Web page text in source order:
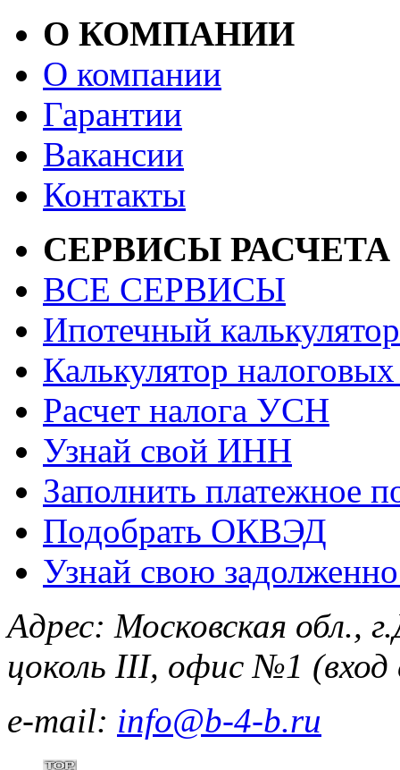
О КОМПАНИИ
О компании
Гарантии
Вакансии
Контакты
СЕРВИСЫ РАСЧЕТА
ВСЕ СЕРВИСЫ
Ипотечный калькулятор
Калькулятор
Расчет налога УСН
Узнай свой ИНН
Заполнить платежное
Подобрать ОКВЭД
Узнай свою
Адрес: Московская обл.,
цоколь III, офис №1
e-mail: info@b-4-b.ru